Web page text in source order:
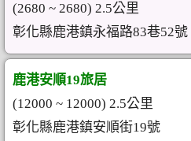
(2680 ~ 2680) 2.5公里
彰化縣鹿港鎮永福路83巷52號
鹿港安順19旅居
(12000 ~ 12000) 2.5公里
彰化縣鹿港鎮安順街19號